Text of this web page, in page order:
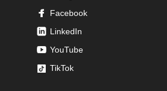
Facebook
LinkedIn
YouTube
TikTok